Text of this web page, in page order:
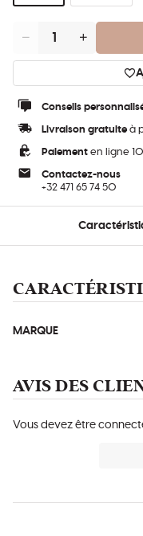
Quantité
Conseils
Livraison gratuite à
Paiement en ligne
Contactez-nous
+32 471 65 74 50
MARQUE
AVIS DES
Vous devez être